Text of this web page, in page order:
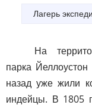
Лагерь
На
парка
назад уже жили
индейцы. В 1805